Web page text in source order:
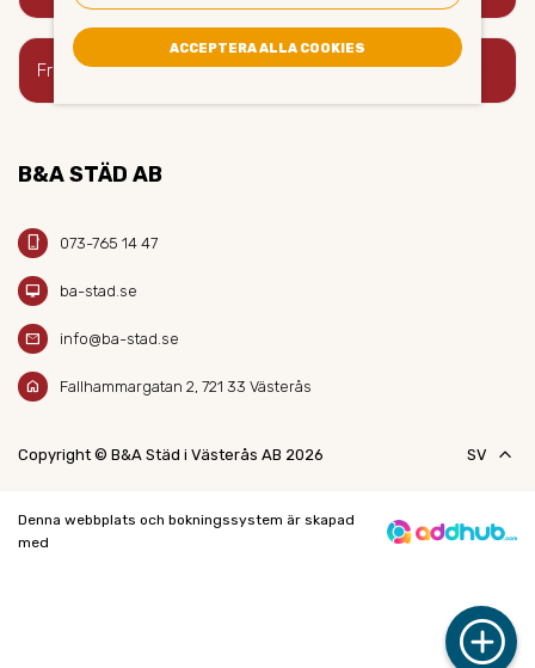
add_circle
Frekvens
B&A STÄD AB
phone_iphone 073-765 14 47
desktop_mac ba-stad.se
mail info@ba-stad.se
home Fallhammargatan 2, 721 33 Västerås
Copyright © B&A Städ i Västerås AB 2026 SV keyboard_arrow_up
Denna webbplats och bokningssystem är skapad
med
ACCEPTERA ALLA COOKIES